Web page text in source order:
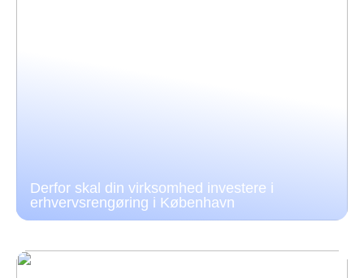
Derfor skal din virksomhed investere i
erhvervsrengøring i København